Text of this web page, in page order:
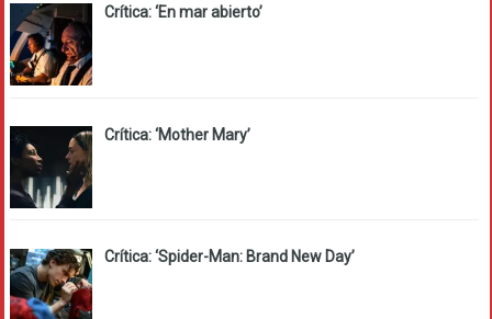
Crítica: ‘En mar abierto’
Crítica: ‘Mother Mary’
Crítica: ‘Spider-Man: Brand New Day’